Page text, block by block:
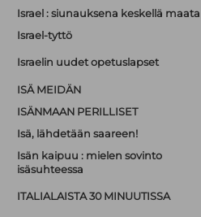
Israel : siunauksena keskellä maata
Israel-tyttö
Israelin uudet opetuslapset
ISÄ MEIDÄN
ISÄNMAAN PERILLISET
Isä, lähdetään saareen!
Isän kaipuu : mielen sovinto
isäsuhteessa
ITALIALAISTA 30 MINUUTISSA